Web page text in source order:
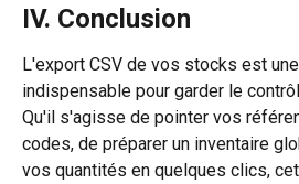
IV. Conclusion
L'export CSV de vos stocks est
indispensable pour garder le
Qu'il s'agisse de pointer vos
codes, de préparer un inventaire
vos quantités en quelques clics,